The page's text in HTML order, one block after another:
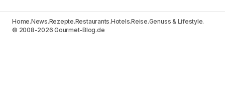
Home.News.Rezepte.Restaurants.Hotels.Reise.Genuss & Lifestyle.
© 2008-2026 Gourmet-Blog.de